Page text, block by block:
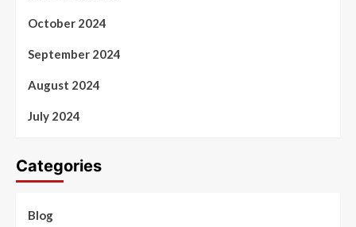
October 2024
September 2024
August 2024
July 2024
Categories
Blog